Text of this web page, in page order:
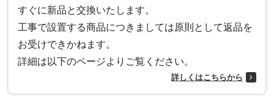
すぐに新品と交換いたします。
工事で設置する商品につきましては原則として返品を
お受けできかねます。
詳細は以下のページよりご覧ください。
詳しくはこちらから